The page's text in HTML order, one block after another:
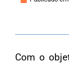
Com o